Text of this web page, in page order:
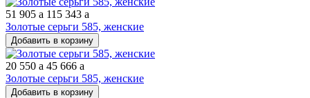
51 905 a 115 343 a
Золотые серьги 585, женские
Добавить в корзину
20 550 a 45 666 a
Золотые серьги 585, женские
Добавить в корзину